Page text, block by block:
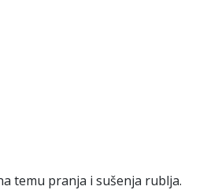
temu pranja i sušenja rublja.